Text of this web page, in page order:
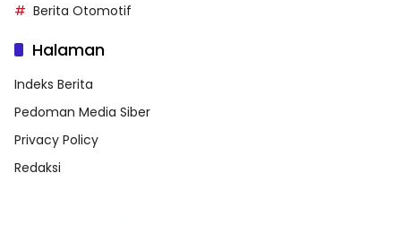
Berita Otomotif
Halaman
Indeks Berita
Pedoman Media Siber
Privacy Policy
Redaksi